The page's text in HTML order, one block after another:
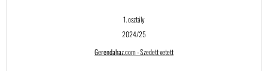
1. osztály
2024/25
Gerendahaz.com - Szedett vetett